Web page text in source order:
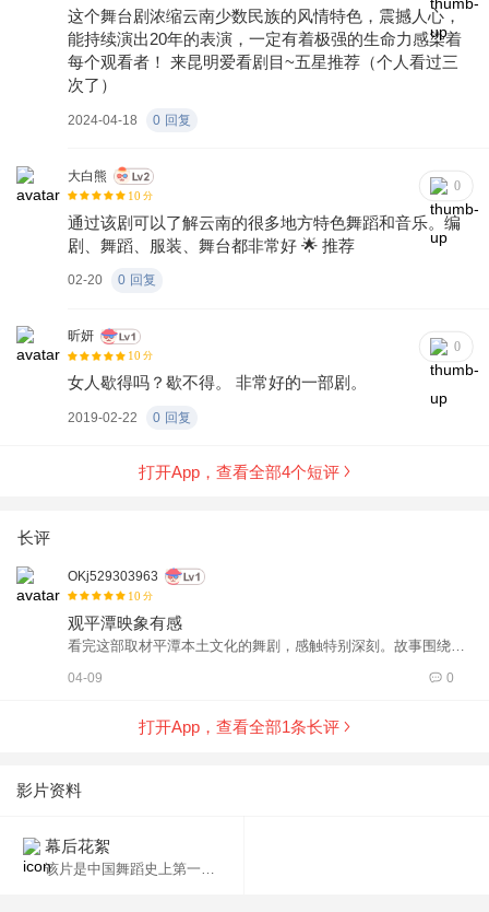
这个舞台剧浓缩云南少数民族的风情特色，震撼人心，
能持续演出20年的表演，一定有着极强的生命力感染着
每个观看者！ 来昆明爱看剧目~五星推荐（个人看过三
次了）
2024-04-18 0 回复
大白熊
10 分
0
通过该剧可以了解云南的很多地方特色舞蹈和音乐。编
剧、舞蹈、服装、舞台都非常好 🌟 推荐
02-20 0 回复
昕妍
10 分
0
女人歇得吗？歇不得。 非常好的一部剧。
2019-02-22 0 回复
打开App，查看全部4个短评
长评
OKj529303963
10 分
观平潭映象有感
看完这部取材平潭本土文化的舞剧，感触特别深刻。故事围绕白
板的设计让人眼前一亮。 剧中融入戚继光藤牌舞、鸳鸯阵，还有
素，地域韵味十足。剧情节奏跌宕起伏，后面异族来袭，白龙、
离世。精灵围绕女主躯体舞动的画面凄美又震撼。全体演员基本
功扎实，每个人都有专属谢幕，能看出满满的诚意，整部作品满
04-09 0
打开App，查看全部1条长评
影片资料
幕后花絮